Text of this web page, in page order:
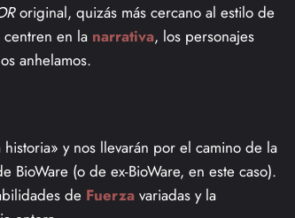
original, quizás más cercano al estilo de
en la narrativa, los personajes
anhelamos.
y nos llevarán por el camino de la
BioWare (o de ex-BioWare, en este caso).
de Fuerza variadas y la